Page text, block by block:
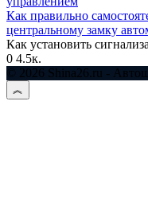
Как правильно
центральному замку
Как установить
0 4.5к.
© 2026 Shina26.ru -